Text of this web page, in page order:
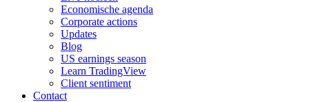
Economische agenda
Corporate actions
Updates
Blog
US earnings season
Learn TradingView
Client sentiment
Contact